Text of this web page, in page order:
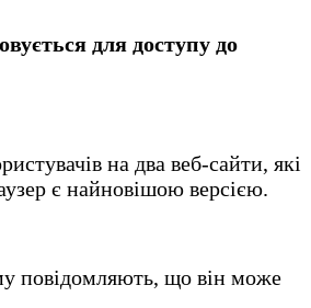
для доступу до
на два веб-сайти, які
є найновішою версією.
повідомляють, що він може